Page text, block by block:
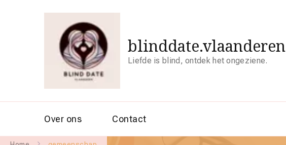
blinddate.vlaanderen
Liefde is blind, ontdek het ongeziene.
Over ons Contact